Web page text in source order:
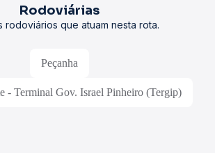
Rodoviárias
rodoviários que atuam nesta rota.
Peçanha
- Terminal Gov. Israel Pinheiro (Tergip)